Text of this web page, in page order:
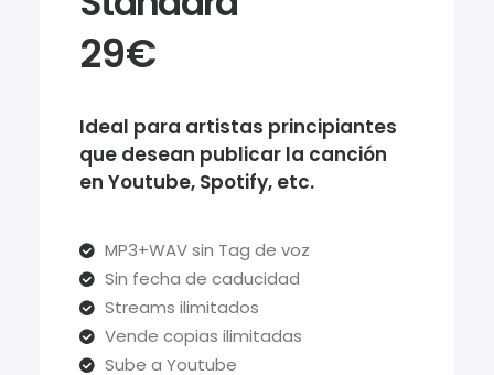
29€
Ideal para artistas principiantes
que desean publicar la canción
en Youtube, Spotify, etc.
MP3+WAV sin Tag de voz
Sin fecha de caducidad
Streams ilimitados
Vende copias ilimitadas
Sube a Youtube